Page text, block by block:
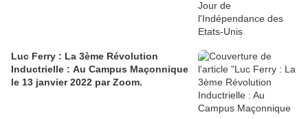
Luc Ferry : La 3ème Révolution
Inductrielle : Au Campus Maçonnique
le 13 janvier 2022 par Zoom.